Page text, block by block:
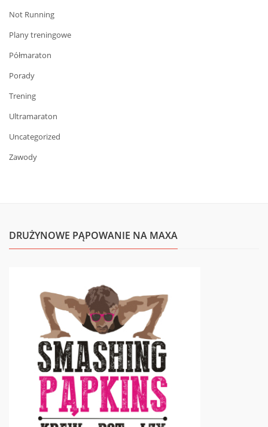
Not Running
Plany treningowe
Półmaraton
Porady
Trening
Ultramaraton
Uncategorized
Zawody
DRUŻYNOWE PĄPOWANIE NA MAXA